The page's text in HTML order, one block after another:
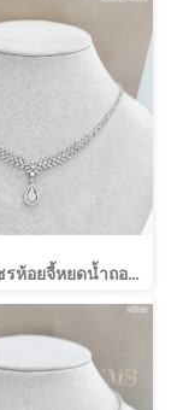
สร้อยคอเพชรห้อยจี้หยดน้ำถอดออกได้